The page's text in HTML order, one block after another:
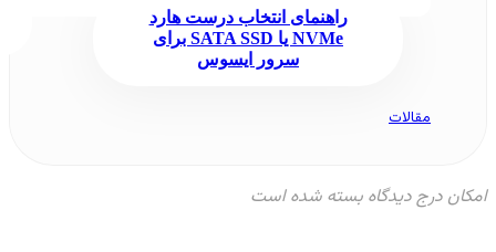
راهنمای انتخاب درست هارد
NVMe یا SATA SSD برای
سرور ایسوس
مقالات
امکان درج دیدگاه بسته شده است